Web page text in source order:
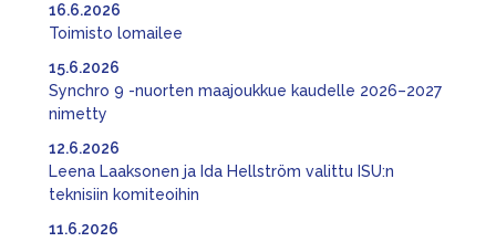
Toimisto lomailee
16.6.2026
Synchro 9 -nuorten maajoukkue kaudelle 2026–2027
nimetty
15.6.2026
Leena Laaksonen ja Ida Hellström valittu ISU:n
teknisiin komiteoihin
12.6.2026
11.6.2026